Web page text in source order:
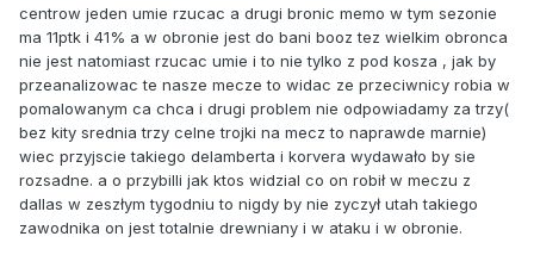
centrow jeden umie rzucac a drugi bronic memo w tym sezonie
ma 11ptk i 41% a w obronie jest do bani booz tez wielkim obronca
nie jest natomiast rzucac umie i to nie tylko z pod kosza , jak by
przeanalizowac te nasze mecze to widac ze przeciwnicy robia w
pomalowanym ca chca i drugi problem nie odpowiadamy za trzy(
bez kity srednia trzy celne trojki na mecz to naprawde marnie)
wiec przyjscie takiego delamberta i korvera wydawało by sie
rozsadne. a o przybilli jak ktos widzial co on robił w meczu z
dallas w zeszłym tygodniu to nigdy by nie zyczył utah takiego
zawodnika on jest totalnie drewniany i w ataku i w obronie.